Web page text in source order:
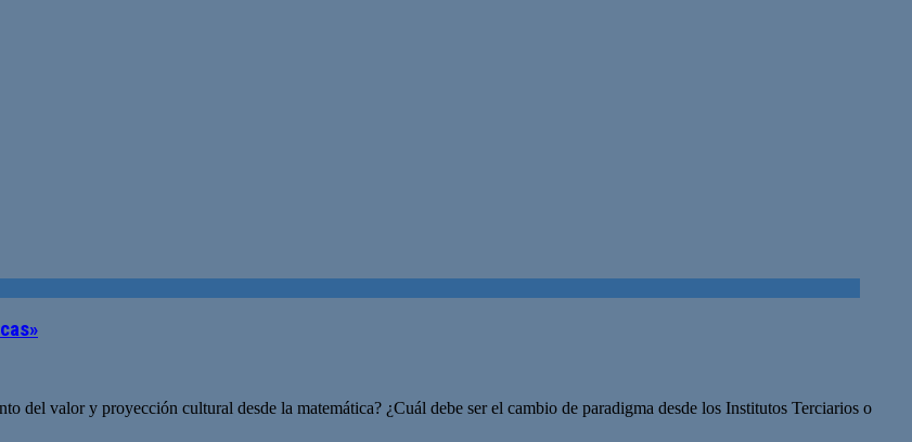
del valor y proyección cultural desde la matemática? ¿Cuál debe ser el cambio de paradigma desde los Institutos Terciarios o